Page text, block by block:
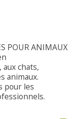
POUR ANIMAUX
chats,
animaux.
pour les